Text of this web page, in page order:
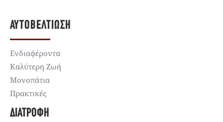
ΑΥΤΟΒΕΛΤΊΩΣΗ
Ενδιαφέροντα
Καλύτερη Ζωή
Μονοπάτια
Πρακτικές
ΔΙΑΤΡΟΦΉ